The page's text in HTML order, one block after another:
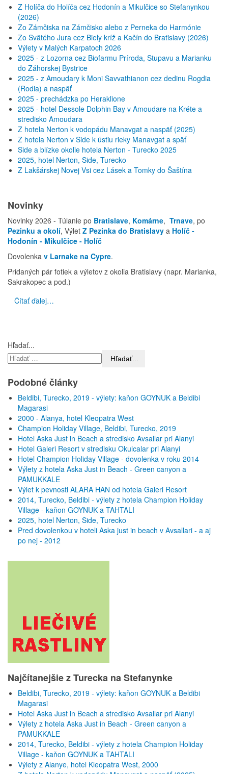
Z Holíča do Holíča cez Hodonín a Mikulčice so Stefanynkou
(2026)
Zo Zámčiska na Zámčisko alebo z Perneka do Harmónie
Zo Svätého Jura cez Biely kríž a Kačín do Bratislavy (2026)
Výlety v Malých Karpatoch 2026
2025 - z Lozorna cez Biofarmu Príroda, Stupavu a Marianku
do Záhorskej Bystrice
2025 - z Amoudary k Moni Savvathianon cez dedinu Rogdia
(Rodia) a naspäť
2025 - prechádzka po Heraklione
2025 - hotel Dessole Dolphin Bay v Amoudare na Kréte a
stredisko Amoudara
Z hotela Nerton k vodopádu Manavgat a naspäť (2025)
Z hotela Nerton v Side k ústiu rieky Manavgat a späť
Side a blízke okolie hotela Nerton - Turecko 2025
2025, hotel Nerton, Side, Turecko
Z Lakšárskej Novej Vsi cez Lásek a Tomky do Šaštína
Novinky
Novinky 2026 - Túlanie po Bratislave, Komárne, Trnave, po
Pezinku a okolí, Výlet Z Pezinka do Bratislavy a Holíč -
Hodonín - Mikulčice - Holíč
Dovolenka v Larnake na Cypre.
Pridaných pár fotiek a výletov z okolia Bratislavy (napr. Marianka,
Sakrakopec a pod.)
Čítať ďalej…
Hľadať...
Hľadať...
Podobné články
Beldibi, Turecko, 2019 - výlety: kaňon GOYNUK a Beldibi
Magarasi
2000 - Alanya, hotel Kleopatra West
Champion Holiday Village, Beldibi, Turecko, 2019
Hotel Aska Just in Beach a stredisko Avsallar pri Alanyi
Hotel Galeri Resort v stredisku Okulcalar pri Alanyi
Hotel Champion Holiday Village - dovolenka v roku 2014
Výlety z hotela Aska Just in Beach - Green canyon a
PAMUKKALE
Výlet k pevnosti ALARA HAN od hotela Galeri Resort
2014, Turecko, Beldibi - výlety z hotela Champion Holiday
Village - kaňon GOYNUK a TAHTALI
2025, hotel Nerton, Side, Turecko
Pred dovolenkou v hoteli Aska just in beach v Avsallari - a aj
po nej - 2012
Najčítanejšie z Turecka na Stefanynke
Beldibi, Turecko, 2019 - výlety: kaňon GOYNUK a Beldibi
Magarasi
Hotel Aska Just in Beach a stredisko Avsallar pri Alanyi
Výlety z hotela Aska Just in Beach - Green canyon a
PAMUKKALE
2014, Turecko, Beldibi - výlety z hotela Champion Holiday
Village - kaňon GOYNUK a TAHTALI
Výlety z Alanye, hotel Kleopatra West, 2000